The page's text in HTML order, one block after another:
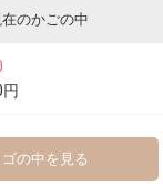
のかごの中
ゴの中を見る